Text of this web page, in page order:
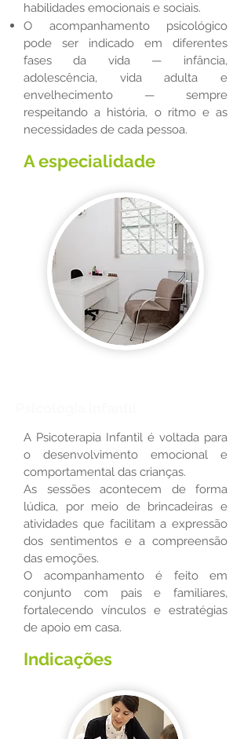
habilidades emocionais e sociais.
O acompanhamento psicológico
pode ser indicado em diferentes
fases da vida — infância,
adolescência, vida adulta e
envelhecimento — sempre
respeitando a história, o ritmo e as
necessidades de cada pessoa.
A especialidade
A Psicoterapia Infantil é voltada para
o desenvolvimento emocional e
comportamental das crianças.
As sessões acontecem de forma
lúdica, por meio de brincadeiras e
atividades que facilitam a expressão
dos sentimentos e a compreensão
das emoções.
O acompanhamento é feito em
conjunto com pais e familiares,
fortalecendo vínculos e estratégias
de apoio em casa.
Indicações